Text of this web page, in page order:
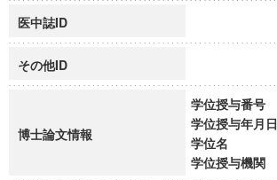
医中誌ID
その他ID
博士論文情報
学位授与番号
学位授与年月日
学位名
学位授与機関